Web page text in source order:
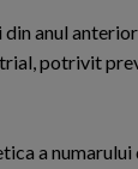
anul
potrivit
a